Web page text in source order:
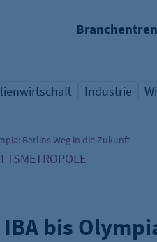
Übersicht
Industrie
Berlins Weg in die Zukunft
IBA bis